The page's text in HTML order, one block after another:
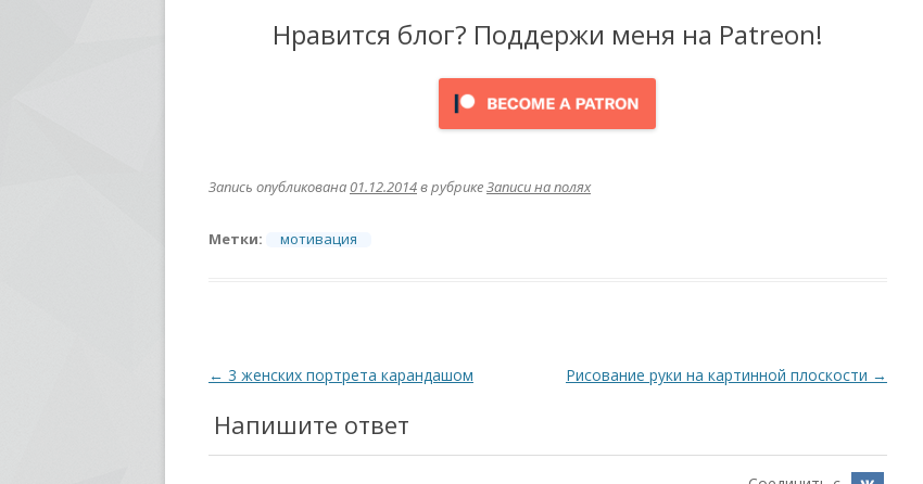
Нравится блог? Поддержи меня на Patreon!
Запись опубликована01.12.2014в рубрикеЗаписи на полях
Метки: мотивация
Навигация
записям
← 3 женских портрета карандашом Рисование руки на картинной плоскости →
Напишите ответ